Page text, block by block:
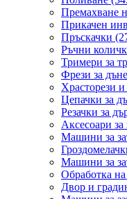
Премахване
Прикачен
Пръскачки
Ръчни
Тримери за
Фрези за
Храсторези
Цепачки за
Резачки за
Аксесоари за
Машини за
Машини за
Обработка
Двор и